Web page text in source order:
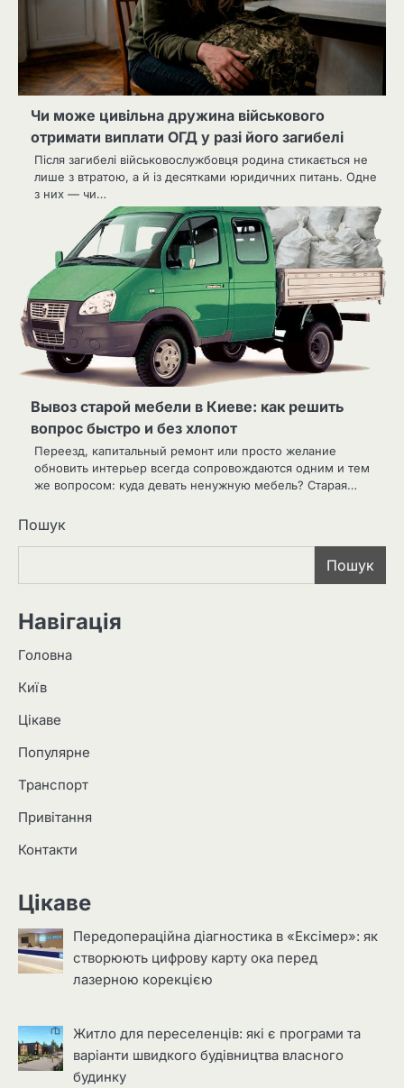
Чи може цивільна дружина військового
отримати виплати ОГД у разі його загибелі
Після загибелі військовослужбовця родина стикається не
лише з втратою, а й із десятками юридичних питань. Одне
з них — чи…
Вывоз старой мебели в Киеве: как решить
вопрос быстро и без хлопот
Переезд, капитальный ремонт или просто желание
обновить интерьер всегда сопровождаются одним и тем
же вопросом: куда девать ненужную мебель? Старая…
Пошук
Пошук
Навігація
Головна
Київ
Цікаве
Популярне
Транспорт
Привітання
Контакти
Цікаве
Передопераційна діагностика в «Ексімер»: як
створюють цифрову карту ока перед
лазерною корекцією
Житло для переселенців: які є програми та
варіанти швидкого будівництва власного
будинку